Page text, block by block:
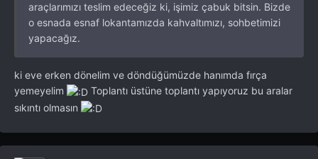
araçlarımızı teslim edeceğiz ki, işimiz çabuk bitsin. Bizde
o esnada esnaf lokantamızda kahvaltımızı, sohbetimizi
yapacağız.
ki eve erken dönelim ve döndüğümüzde hanımda fırça
yemeyelim
Toplantı üstüne toplantı yapıyoruz bu aralar
sıkıntı olmasın